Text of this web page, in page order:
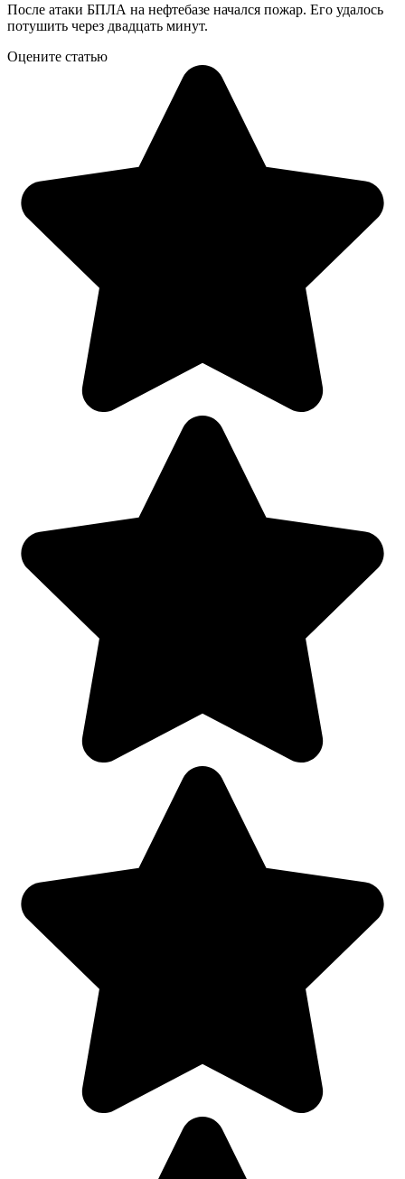
После атаки БПЛА на нефтебазе начался пожар. Его удалось
потушить через двадцать минут.
Оцените статью